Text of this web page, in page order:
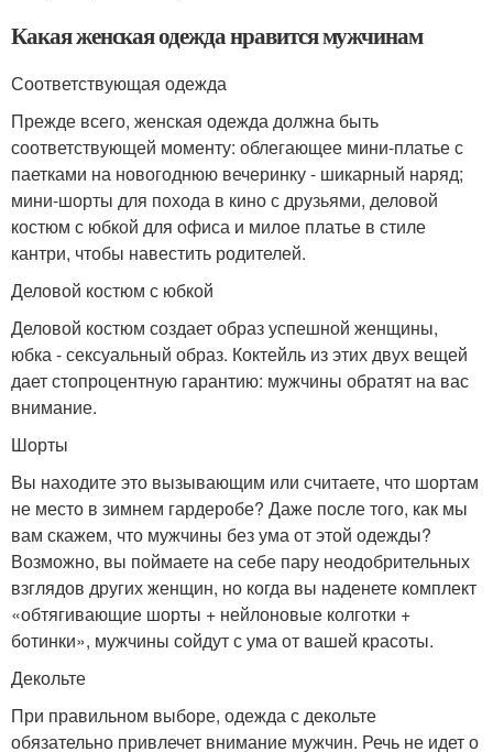
Какая женская одежда нравится мужчинам
Соответствующая одежда
Прежде всего, женская одежда должна быть
соответствующей моменту: облегающее мини-платье с
паетками на новогоднюю вечеринку - шикарный наряд;
мини-шорты для похода в кино с друзьями, деловой
костюм с юбкой для офиса и милое платье в стиле
кантри, чтобы навестить родителей.
Деловой костюм с юбкой
Деловой костюм создает образ успешной женщины,
юбка - сексуальный образ. Коктейль из этих двух вещей
дает стопроцентную гарантию: мужчины обратят на вас
внимание.
Шорты
Вы находите это вызывающим или считаете, что шортам
не место в зимнем гардеробе? Даже после того, как мы
вам скажем, что мужчины без ума от этой одежды?
Возможно, вы поймаете на себе пару неодобрительных
взглядов других женщин, но когда вы наденете комплект
«обтягивающие шорты + нейлоновые колготки +
ботинки», мужчины сойдут с ума от вашей красоты.
Декольте
При правильном выборе, одежда с декольте
обязательно привлечет внимание мужчин. Речь не идет о